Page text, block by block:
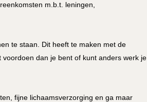
m.b.t. leningen,
te staan. Dit heeft te maken met de
dan je bent of kunt anders werk je
fijne lichaamsverzorging en ga maar